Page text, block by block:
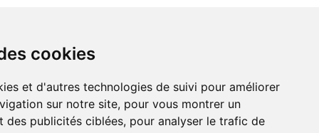
cookies
et d'autres technologies de suivi pour améliorer
sur notre site, pour vous montrer un
des publicités ciblées, pour analyser le trafic de